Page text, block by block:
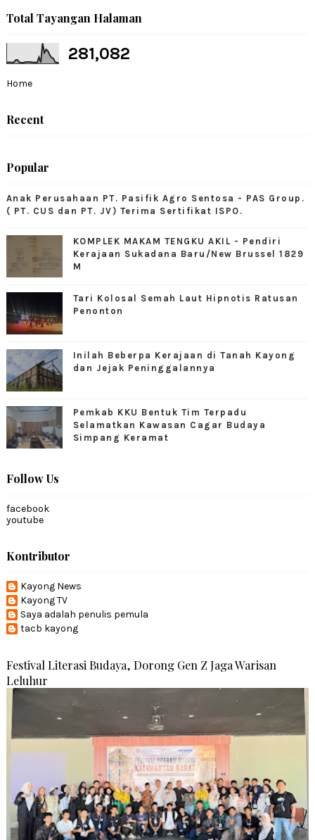
Total Tayangan Halaman
281,082
Home
Recent
Popular
Anak Perusahaan PT. Pasifik Agro Sentosa - PAS Group.
( PT. CUS dan PT. JV) Terima Sertifikat ISPO.
KOMPLEK MAKAM TENGKU AKIL - Pendiri
Kerajaan Sukadana Baru/New Brussel 1829
M
Tari Kolosal Semah Laut Hipnotis Ratusan
Penonton
Inilah Beberpa Kerajaan di Tanah Kayong
dan Jejak Peninggalannya
Pemkab KKU Bentuk Tim Terpadu
Selamatkan Kawasan Cagar Budaya
Simpang Keramat
Follow Us
facebook
youtube
Kontributor
Kayong News
Kayong TV
Saya adalah penulis pemula
tacb kayong
Festival Literasi Budaya, Dorong Gen Z Jaga Warisan
Leluhur